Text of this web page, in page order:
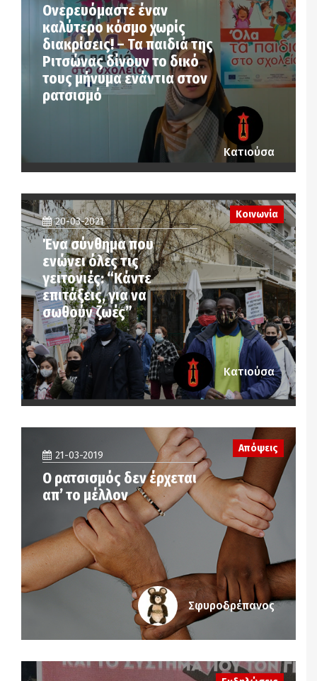
Ονερευόμαστε έναν
καλύτερο κόσμο χωρίς
διακρίσεις! – Τα παιδιά της
Ριτσώνας δίνουν το δικό
τους μήνυμα ενάντια στον
ρατσισμό
Κατιούσα
20-03-2021
Ένα σύνθημα που
ενώνει όλες τις
γειτονιές: “Κάντε
επιτάξεις, για να
σωθούν ζωές”
Κοινωνία
Κατιούσα
21-03-2019
Ο ρατσισμός δεν έρχεται
απ’ το μέλλον
Απόψεις
Σφυροδρέπανος